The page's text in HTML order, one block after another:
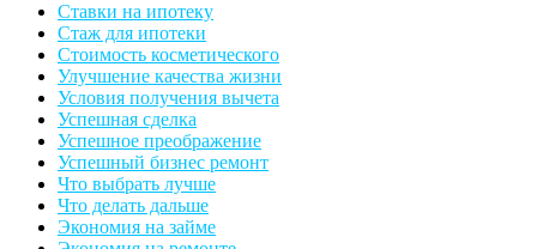
Ставки на ипотеку
Стаж для ипотеки
Стоимость косметического
Улучшение качества жизни
Условия получения вычета
Успешная сделка
Успешное преображение
Успешный бизнес ремонт
Что выбрать лучше
Что делать дальше
Экономия на займе